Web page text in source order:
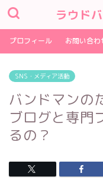
ラウド
プロフィール お問い合わ
SNS・メディア活動
バンドマンの
ブログと専門
るの？